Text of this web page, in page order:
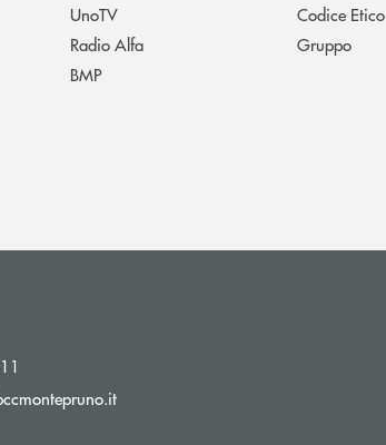
UnoTV
Radio Alfa
BMP
Codice Etico
Gruppo
(si apre l’app di posta elettronica)